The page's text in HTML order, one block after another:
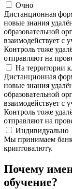
Очно
Дистанционная
новые знания
образовательной
взаимодействует с
Контроль тоже
отправляют на
На территории
Дистанционная
новые знания
образовательной
взаимодействует с
Контроль тоже
отправляют на
Индивидуально
Мы принимаем
криптовалюту.
Почему
обучение?